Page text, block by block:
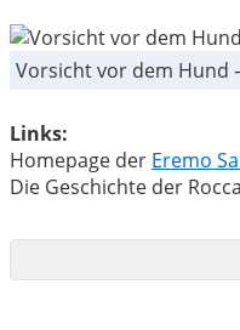
Vorsicht vor dem Hund
Links:
Homepage der Eremo
Die Geschichte der